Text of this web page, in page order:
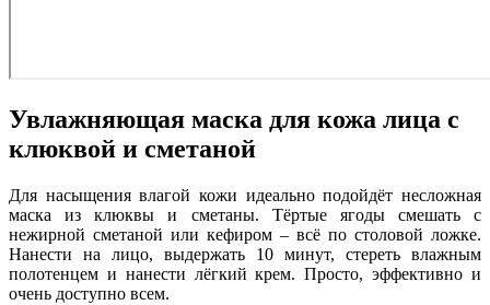
Увлажняющая маска для кожа лица с
клюквой и сметаной
Для насыщения влагой кожи идеально подойдёт несложная
маска из клюквы и сметаны. Тёртые ягоды смешать с
нежирной сметаной или кефиром – всё по столовой ложке.
Нанести на лицо, выдержать 10 минут, стереть влажным
полотенцем и нанести лёгкий крем. Просто, эффективно и
очень доступно всем.